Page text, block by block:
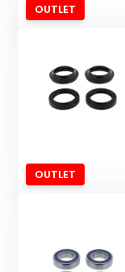
OUTLET
OUTLET